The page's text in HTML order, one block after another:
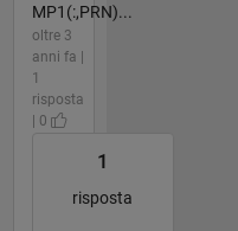
MP1(:,PRN)...
oltre 3
anni fa |
1
risposta
| 0
1
risposta